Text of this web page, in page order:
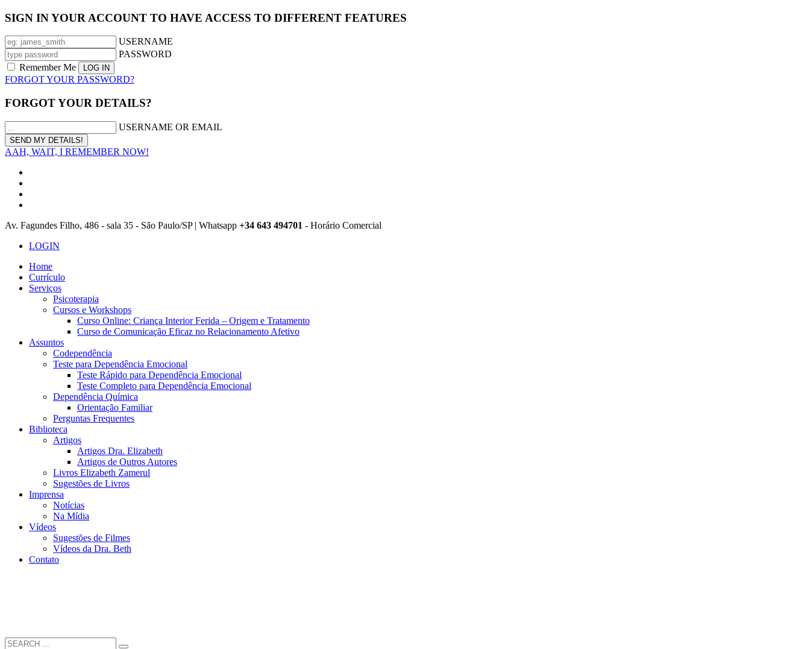
SIGN IN YOUR ACCOUNT TO HAVE ACCESS TO DIFFERENT FEATURES
USERNAME
PASSWORD
Remember Me
FORGOT YOUR PASSWORD?
FORGOT YOUR DETAILS?
USERNAME OR EMAIL
AAH, WAIT, I REMEMBER NOW!
Av. Fagundes Filho, 486 - sala 35 - São Paulo/SP | Whatsapp +34 643 494701 - Horário Comercial
LOGIN
Home
Currículo
Serviços
Psicoterapia
Cursos e Workshops
Curso Online: Criança Interior Ferida – Origem e Tratamento
Curso de Comunicação Eficaz no Relacionamento Afetivo
Assuntos
Codependência
Teste para Dependência Emocional
Teste Rápido para Dependência Emocional
Teste Completo para Dependência Emocional
Dependência Química
Orientação Familiar
Perguntas Frequentes
Biblioteca
Artigos
Artigos Dra. Elizabeth
Artigos de Outros Autores
Livros Elizabeth Zamerul
Sugestões de Livros
Imprensa
Notícias
Na Mídia
Vídeos
Sugestões de Filmes
Vídeos da Dra. Beth
Contato